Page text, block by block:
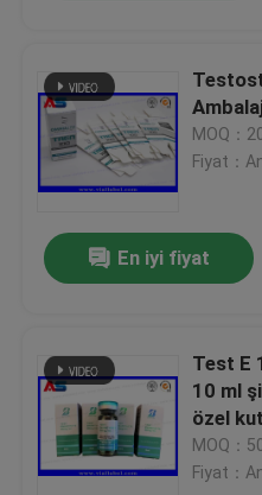
MOQ：
Fiyat：
En iyi fiyat
Test E
10 ml
özel
MOQ：
Fiyat：